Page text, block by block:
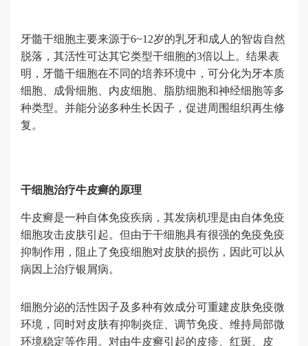
牙髓干细胞主要来源于6~12岁的乳牙和成人的智齿自然
脱落，其活性可达其它类型干细胞的3倍以上。结果表
明，牙髓干细胞在不同的培养环境中，可分化为牙本质
细胞、成骨细胞、内皮细胞、脂肪细胞和神经细胞等多
种类型。并能分泌多种生长因子，促进周围组织再生修
复。
干细胞治疗牛皮癣的原理
牛皮癣是一种自体免疫疾病，其发病机理是由自体免疫
细胞攻击皮肤引起。但由于干细胞具有很强的免疫免疫
抑制作用，阻止了免疫细胞对皮肤的损伤，因此可以从
病因上治疗银屑病。
细胞分泌的活性因子及多种有效成分可重建皮肤免疫微
环境，同时对皮肤有抑制炎症、调节免疫、维持局部微
环境稳定等作用。对由牛皮癣引起的皮疹、红斑、皮